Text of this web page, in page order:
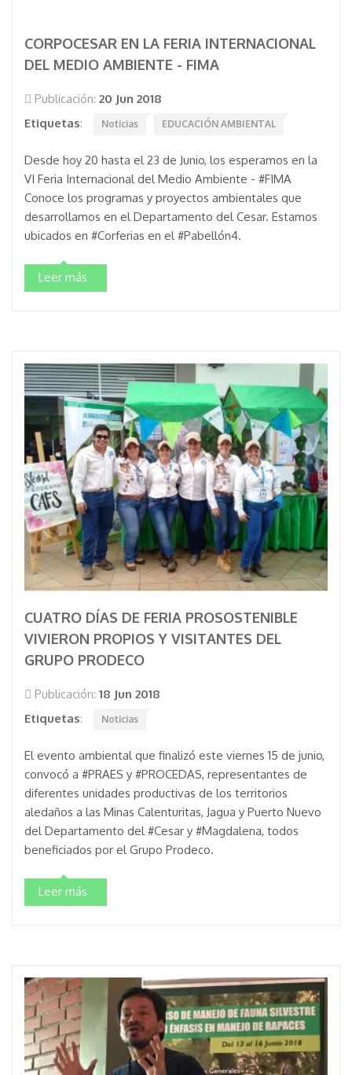
CORPOCESAR EN LA FERIA INTERNACIONAL
DEL MEDIO AMBIENTE - FIMA
Publicación: 20 Jun 2018
Etiquetas: Noticias EDUCACIÓN AMBIENTAL
Desde hoy 20 hasta el 23 de Junio, los esperamos en la
VI Feria Internacional del Medio Ambiente - #FIMA
Conoce los programas y proyectos ambientales que
desarrollamos en el Departamento del Cesar. Estamos
ubicados en #Corferias en el #Pabellón4.
Leer más
CUATRO DÍAS DE FERIA PROSOSTENIBLE
VIVIERON PROPIOS Y VISITANTES DEL
GRUPO PRODECO
Publicación: 18 Jun 2018
Etiquetas: Noticias
El evento ambiental que finalizó este viernes 15 de junio,
convocó a #PRAES y #PROCEDAS, representantes de
diferentes unidades productivas de los territorios
aledaños a las Minas Calenturitas, Jagua y Puerto Nuevo
del Departamento del #Cesar y #Magdalena, todos
beneficiados por el Grupo Prodeco.
Leer más